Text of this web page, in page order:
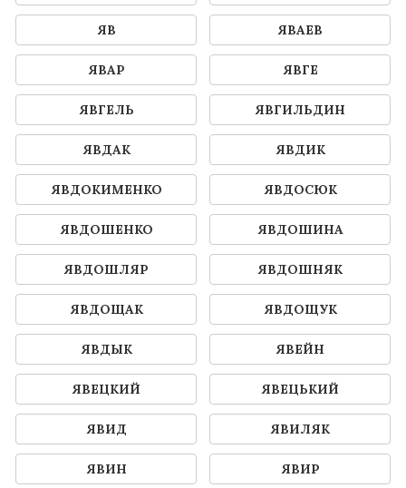
ЯВ ЯВАЕВ
ЯВАР ЯВГЕ
ЯВГЕЛЬ ЯВГИЛЬДИН
ЯВДАК ЯВДИК
ЯВДОКИМЕНКО ЯВДОСЮК
ЯВДОШЕНКО ЯВДОШИНА
ЯВДОШЛЯР ЯВДОШНЯК
ЯВДОЩАК ЯВДОЩУК
ЯВДЫК ЯВЕЙН
ЯВЕЦКИЙ ЯВЕЦЬКИЙ
ЯВИД ЯВИЛЯК
ЯВИН ЯВИР